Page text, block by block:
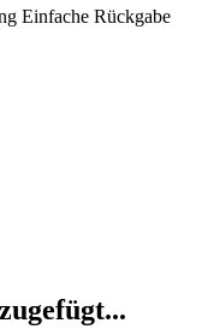
Einfache Rückgabe